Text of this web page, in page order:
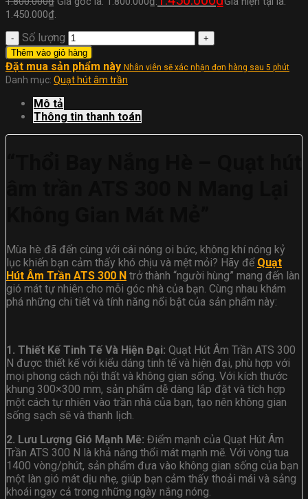
1.450.000₫.
Số lượng
Thêm vào giỏ hàng
Đặt mua sản phẩm này Nhân viên sẽ xác nhận đơn hàng sau 5 phút
Danh mục: Quạt hút âm trần
Mô tả
Thông tin thanh toán
Mùa hè đã đến cùng với cái nóng oi bức, không khí nóng kỷ
lục khiến bạn cảm thấy khó chịu và mệt mỏi? Hãy để Quạt
Hút Âm Trần ATS 300 N trở thành “người hùng” mang đến làn
gió mát tự nhiên cho mỗi góc nhà của bạn. Cùng nhau khám
phá những chi tiết và tính năng nổi bật của sản phẩm này:
1. Thiết Kế Tinh Tế Và Hiện Đại: Quạt Hút Âm Trần ATS 300
N được thiết kế với kiểu dáng tinh tế và hiện đại, phù hợp với
mọi phong cách nội thất và không gian sống. Với kích thước
khung 300×300 mm, sản phẩm dễ dàng lắp đặt và tích hợp
một cách tự nhiên vào trần nhà của bạn, tạo nên không gian
sống sạch sẽ và thanh lịch.
2. Lưu Lượng Gió Mạnh Mẽ: Điểm mạnh của Quạt Hút Âm
Trần ATS 300 N là khả năng thổi mát mạnh mẽ. Với vòng tua
1400 vòng/phút, sản phẩm đưa vào không gian sống của bạn
một làn gió mát dịu nhẹ, giúp bạn cảm thấy thoải mái và sảng
khoái ngay cả trong những ngày nắng nóng.